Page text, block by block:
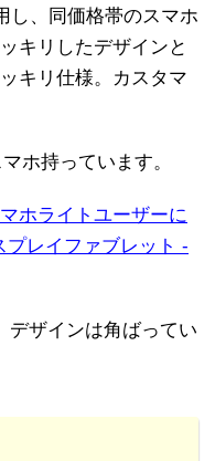
し、同価格帯のスマホ
キリしたデザインと
キリ仕様。カスタマ
ホ持っています。
ホライトユーザーに
プレイファブレット -
デザインは角ばってい